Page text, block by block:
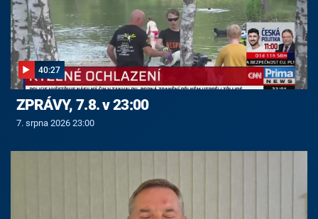
40:27
ZPRÁVY, 7.8. v 23:00
7. srpna 2026 23:00